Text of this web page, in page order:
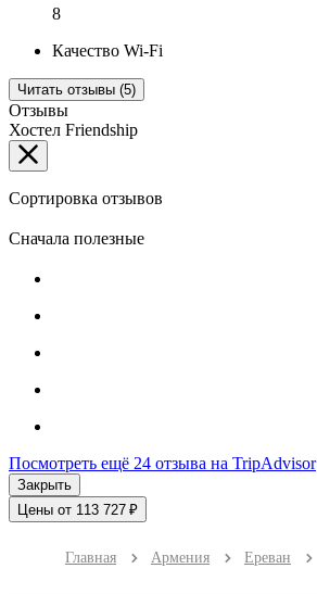
8
Качество Wi-Fi
Читать отзывы (5)
Отзывы
Хостел Friendship
Сортировка отзывов
Сначала полезные
Посмотреть ещё 24 отзыва на TripAdvisor
Закрыть
Цены от 113 727 ₽
Главная Армения Ереван